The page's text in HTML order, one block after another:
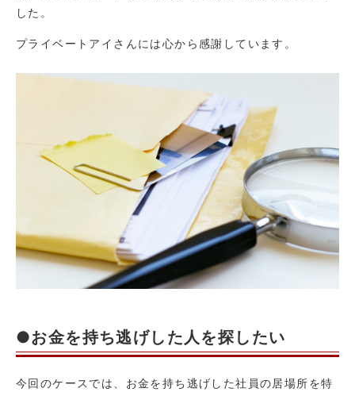
した。
プライベートアイさんには心から感謝しています。
●お金を持ち逃げした人を探したい
今回のケースでは、お金を持ち逃げした社員の居場所を特